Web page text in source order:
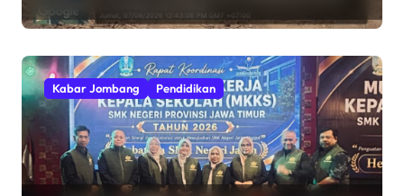
Kabar Jombang Pendidikan